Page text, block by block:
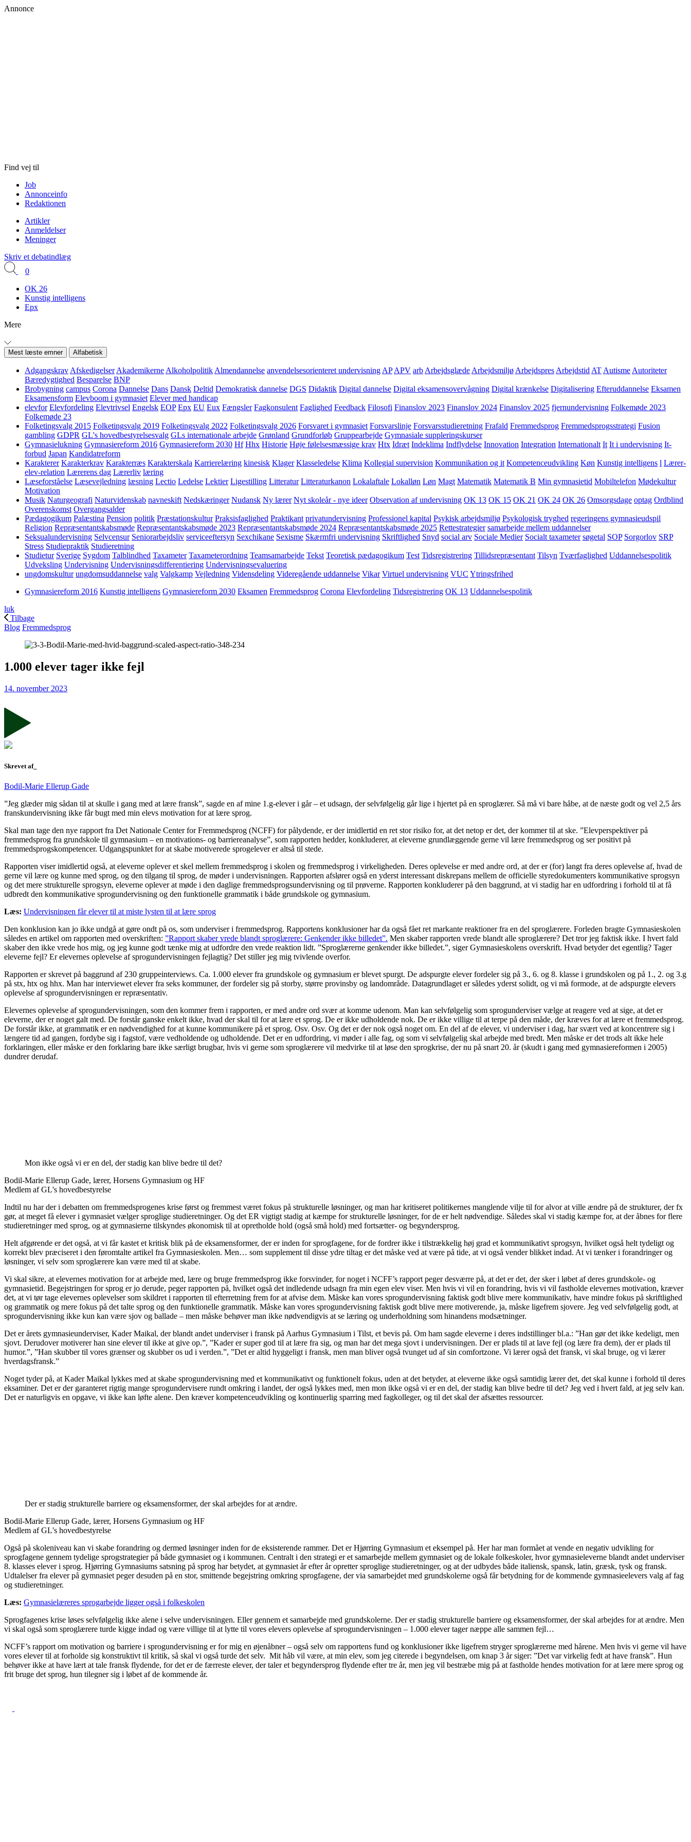
Annonce
Find vej til
Job
Annonceinfo
Redaktionen
Artikler
Anmeldelser
Meninger
Skriv et debatindlæg
0
OK 26
Kunstig intelligens
Epx
Mere
Mest læste emner Alfabetisk
Adgangskrav Afskedigelser Akademikerne Alkoholpolitik Almendannelse anvendelsesorienteret undervisning AP APV arb Arbejdsglæde Arbejdsmiljø Arbejdspres Arbejdstid AT Autisme Autoriteter
Bæredygtighed Besparelse BNP
Brobygning campus Corona Dannelse Dans Dansk Deltid Demokratisk dannelse DGS Didaktik Digital dannelse Digital eksamensovervågning Digital krænkelse Digitalisering Efteruddannelse Eksamen
Eksamensform Elevboom i gymnasiet Elever med handicap
elevfor Elevfordeling Elevtrivsel Engelsk EOP Epx EU Eux Fængsler Fagkonsulent Faglighed Feedback Filosofi Finanslov 2023 Finanslov 2024 Finanslov 2025 fjernundervisning Folkemøde 2023
Folkemøde 23
Folketingsvalg 2015 Folketingsvalg 2019 Folketingsvalg 2022 Folketingsvalg 2026 Forsvaret i gymnasiet Forsvarslinje Forsvarsstudieretning Frafald Fremmedsprog Fremmedsprogsstrategi Fusion
gambling GDPR GL's hovedbestyrelsesvalg GLs internationale arbejde Grønland Grundforløb Gruppearbejde Gymnasiale suppleringskurser
Gymnasielukning Gymnasiereform 2016 Gymnasiereform 2030 Hf Hhx Historie Høje følelsesmæssige krav Htx Idræt Indeklima Indflydelse Innovation Integration Internationalt It It i undervisning It-
forbud Japan Kandidatreform
Karakterer Karakterkrav Karakterræs Karakterskala Karrierelæring kinesisk Klager Klasseledelse Klima Kollegial supervision Kommunikation og it Kompetenceudvikling Køn Kunstig intelligens l Lærer-
elev-relation Lærerens dag Lærerliv læring
Læseforståelse Læsevejledning læsning Lectio Ledelse Lektier Ligestilling Litteratur Litteraturkanon Lokalaftale Lokalløn Løn Magt Matematik Matematik B Min gymnasietid Mobiltelefon Mødekultur
Motivation
Musik Naturgeografi Naturvidenskab navneskift Nedskæringer Nudansk Ny lærer Nyt skoleår - nye ideer Observation af undervisning OK 13 OK 15 OK 21 OK 24 OK 26 Omsorgsdage optag Ordblind
Overenskomst Overgangsalder
Pædagogikum Palæstina Pension politik Præstationskultur Praksisfaglighed Praktikant privatundervisning Professionel kapital Psykisk arbejdsmiljø Psykologisk tryghed regeringens gymnasieudspil
Religion Repræsentantskabsmøde Repræsentantskabsmøde 2023 Repræsentantskabsmøde 2024 Repræsentantskabsmøde 2025 Rettestrategier samarbejde mellem uddannelser
Seksualundervisning Selvcensur Seniorarbejdsliv serviceeftersyn Sexchikane Sexisme Skærmfri undervisning Skriftlighed Snyd social arv Sociale Medier Socialt taxameter søgetal SOP Sorgorlov SRP
Stress Studiepraktik Studieretning
Studietur Sverige Sygdom Talblindhed Taxameter Taxameterordning Teamsamarbejde Tekst Teoretisk pædagogikum Test Tidsregistrering Tillidsrepræsentant Tilsyn Tværfaglighed Uddannelsespolitik
Udveksling Undervisning Undervisningsdifferentiering Undervisningsevaluering
ungdomskultur ungdomsuddannelse valg Valgkamp Vejledning Vidensdeling Videregående uddannelse Vikar Virtuel undervisning VUC Ytringsfrihed
Gymnasiereform 2016 Kunstig intelligens Gymnasiereform 2030 Eksamen Fremmedsprog Corona Elevfordeling Tidsregistrering OK 13 Uddannelsespolitik
luk
Tilbage
Blog Fremmedsprog
1.000 elever tager ikke fejl
14. november 2023
Skrevet af_
Bodil-Marie Ellerup Gade
”Jeg glæder mig sådan til at skulle i gang med at lære fransk”, sagde en af mine 1.g-elever i går – et udsagn, der selvfølgelig går lige i hjertet på en sproglærer. Så må vi bare håbe, at de næste godt og vel 2,5 års
franskundervisning ikke får bugt med min elevs motivation for at lære sprog.
Skal man tage den nye rapport fra Det Nationale Center for Fremmedsprog (NCFF) for pålydende, er der imidlertid en ret stor risiko for, at det netop er det, der kommer til at ske. ”Elevperspektiver på
fremmedsprog fra grundskole til gymnasium – en motivations- og barriereanalyse”, som rapporten hedder, konkluderer, at eleverne grundlæggende gerne vil lære fremmedsprog og ser positivt på
fremmedsprogskompetencer. Udgangspunktet for at skabe motiverede sprogelever er altså til stede.
Rapporten viser imidlertid også, at eleverne oplever et skel mellem fremmedsprog i skolen og fremmedsprog i virkeligheden. Deres oplevelse er med andre ord, at der er (for) langt fra deres oplevelse af, hvad de
gerne vil lære og kunne med sprog, og den tilgang til sprog, de møder i undervisningen. Rapporten afslører også en yderst interessant diskrepans mellem de officielle styredokumenters kommunikative sprogsyn
og det mere strukturelle sprogsyn, eleverne oplever at møde i den daglige fremmedsprogsundervisning og til prøverne. Rapporten konkluderer på den baggrund, at vi stadig har en udfordring i forhold til at få
udbredt den kommunikative sprogundervisning og den funktionelle grammatik i både grundskole og gymnasium.
Læs: Undervisningen får elever til at miste lysten til at lære sprog
Den konklusion kan jo ikke undgå at gøre ondt på os, som underviser i fremmedsprog. Rapportens konklusioner har da også fået ret markante reaktioner fra en del sproglærere. Forleden bragte Gymnasieskolen
således en artikel om rapporten med overskriften: ”Rapport skaber vrede blandt sproglærere: Genkender ikke billedet”. Men skaber rapporten vrede blandt alle sproglærere? Det tror jeg faktisk ikke. I hvert fald
skaber den ikke vrede hos mig, og jeg kunne godt tænke mig at udfordre den vrede reaktion lidt. ”Sproglærerne genkender ikke billedet.”, siger Gymnasieskolens overskrift. Hvad betyder det egentlig? Tager
eleverne fejl? Er elevernes oplevelse af sprogundervisningen fejlagtig? Det stiller jeg mig tvivlende overfor.
Rapporten er skrevet på baggrund af 230 gruppeinterviews. Ca. 1.000 elever fra grundskole og gymnasium er blevet spurgt. De adspurgte elever fordeler sig på 3., 6. og 8. klasse i grundskolen og på 1., 2. og 3.g
på stx, htx og hhx. Man har interviewet elever fra seks kommuner, der fordeler sig på storby, større provinsby og landområde. Datagrundlaget er således yderst solidt, og vi må formode, at de adspurgte elevers
oplevelse af sprogundervisningen er repræsentativ.
Elevernes oplevelse af sprogundervisningen, som den kommer frem i rapporten, er med andre ord svær at komme udenom. Man kan selvfølgelig som sprogunderviser vælge at reagere ved at sige, at det er
eleverne, der er noget galt med. De forstår ganske enkelt ikke, hvad der skal til for at lære et sprog. De er ikke udholdende nok. De er ikke villige til at terpe på den måde, der kræves for at lære et fremmedsprog.
De forstår ikke, at grammatik er en nødvendighed for at kunne kommunikere på et sprog. Osv. Osv. Og det er der nok også noget om. En del af de elever, vi underviser i dag, har svært ved at koncentrere sig i
længere tid ad gangen, fordybe sig i fagstof, være vedholdende og udholdende. Det er en udfordring, vi møder i alle fag, og som vi selvfølgelig skal arbejde med bredt. Men måske er det trods alt ikke hele
forklaringen, eller måske er den forklaring bare ikke særligt brugbar, hvis vi gerne som sproglærere vil medvirke til at løse den sprogkrise, der nu på snart 20. år (skudt i gang med gymnasiereformen i 2005)
dundrer derudaf.
Mon ikke også vi er en del, der stadig kan blive bedre til det?
Bodil-Marie Ellerup Gade, lærer, Horsens Gymnasium og HF
Medlem af GL's hovedbestyrelse
Indtil nu har der i debatten om fremmedsprogenes krise først og fremmest været fokus på strukturelle løsninger, og man har kritiseret politikernes manglende vilje til for alvor at ville ændre på de strukturer, der fx
gør, at meget få elever i gymnasiet vælger sproglige studieretninger. Og det ER vigtigt stadig at kæmpe for strukturelle løsninger, for de er helt nødvendige. Således skal vi stadig kæmpe for, at der åbnes for flere
studieretninger med sprog, og at gymnasierne tilskyndes økonomisk til at opretholde hold (også små hold) med fortsætter- og begyndersprog.
Helt afgørende er det også, at vi får kastet et kritisk blik på de eksamensformer, der er inden for sprogfagene, for de fordrer ikke i tilstrækkelig høj grad et kommunikativt sprogsyn, hvilket også helt tydeligt og
korrekt blev præciseret i den føromtalte artikel fra Gymnasieskolen. Men… som supplement til disse ydre tiltag er det måske ved at være på tide, at vi også vender blikket indad. At vi tænker i forandringer og
løsninger, vi selv som sproglærere kan være med til at skabe.
Vi skal sikre, at elevernes motivation for at arbejde med, lære og bruge fremmedsprog ikke forsvinder, for noget i NCFF’s rapport peger desværre på, at det er det, der sker i løbet af deres grundskole- og
gymnasietid. Begejstringen for sprog er jo derude, peger rapporten på, hvilket også det indledende udsagn fra min egen elev viser. Men hvis vi vil en forandring, hvis vi vil fastholde elevernes motivation, kræver
det, at vi tør tage elevernes oplevelser som skildret i rapporten til efterretning frem for at afvise dem. Måske kan vores sprogundervisning faktisk godt blive mere kommunikativ, have mindre fokus på skriftlighed
og grammatik og mere fokus på det talte sprog og den funktionelle grammatik. Måske kan vores sprogundervisning faktisk godt blive mere motiverende, ja, måske ligefrem sjovere. Jeg ved selvfølgelig godt, at
sprogundervisning ikke kun kan være sjov og ballade – men måske behøver man ikke nødvendigvis at se læring og underholdning som hinandens modsætninger.
Det er årets gymnasieunderviser, Kader Maikal, der blandt andet underviser i fransk på Aarhus Gymnasium i Tilst, et bevis på. Om ham sagde eleverne i deres indstillinger bl.a.: ”Han gør det ikke kedeligt, men
sjovt. Derudover motiverer han sine elever til ikke at give op.”, ”Kader er super god til at lære fra sig, og man har det mega sjovt i undervisningen. Der er plads til at lave fejl (og lære fra dem), der er plads til
humor.”, ”Han skubber til vores grænser og skubber os ud i verden.”, ”Det er altid hyggeligt i fransk, men man bliver også tvunget ud af sin comfortzone. Vi lærer også det fransk, vi skal bruge, og vi lærer
hverdagsfransk.”
Noget tyder på, at Kader Maikal lykkes med at skabe sprogundervisning med et kommunikativt og funktionelt fokus, uden at det betyder, at eleverne ikke også samtidig lærer det, det skal kunne i forhold til deres
eksaminer. Det er der garanteret rigtig mange sprogundervisere rundt omkring i landet, der også lykkes med, men mon ikke også vi er en del, der stadig kan blive bedre til det? Jeg ved i hvert fald, at jeg selv kan.
Det er naturligvis en opgave, vi ikke kan løfte alene. Den kræver kompetenceudvikling og kontinuerlig sparring med fagkolleger, og til det skal der afsættes ressourcer.
Der er stadig strukturelle barriere og eksamensformer, der skal arbejdes for at ændre.
Bodil-Marie Ellerup Gade, lærer, Horsens Gymnasium og HF
Medlem af GL's hovedbestyrelse
Også på skoleniveau kan vi skabe forandring og dermed løsninger inden for de eksisterende rammer. Det er Hjørring Gymnasium et eksempel på. Her har man formået at vende en negativ udvikling for
sprogfagene gennem tydelige sprogstrategier på både gymnasiet og i kommunen. Centralt i den strategi er et samarbejde mellem gymnasiet og de lokale folkeskoler, hvor gymnasieleverne blandt andet underviser
8. klasses elever i sprog. Hjørring Gymnasiums satsning på sprog har betydet, at gymnasiet år efter år opretter sproglige studieretninger, og at der udbydes både italiensk, spansk, latin, græsk, tysk og fransk.
Udtalelser fra elever på gymnasiet peger desuden på en stor, smittende begejstring omkring sprogfagene, der via samarbejdet med grundskolerne også får betydning for de kommende gymnasieelevers valg af fag
og studieretninger.
Læs: Gymnasielæreres sprogarbejde ligger også i folkeskolen
Sprogfagenes krise løses selvfølgelig ikke alene i selve undervisningen. Eller gennem et samarbejde med grundskolerne. Der er stadig strukturelle barriere og eksamensformer, der skal arbejdes for at ændre. Men
vi skal også som sproglærere turde kigge indad og være villige til at lytte til vores elevers oplevelse af sprogundervisningen – 1.000 elever tager næppe alle sammen fejl…
NCFF’s rapport om motivation og barriere i sprogundervisning er for mig en øjenåbner – også selv om rapportens fund og konklusioner ikke ligefrem stryger sproglærerne med hårene. Men hvis vi gerne vil have
vores elever til at forholde sig konstruktivt til kritik, så skal vi også turde det selv. Mit håb vil være, at min elev, som jeg citerede i begyndelsen, om knap 3 år siger: ”Det var virkelig fedt at have fransk”. Hun
behøver ikke at have lært at tale fransk flydende, for det er de færreste elever, der taler et begyndersprog flydende efter tre år, men jeg vil bestræbe mig på at fastholde hendes motivation for at lære mere sprog og
frit bruge det sprog, hun tilegner sig i løbet af de kommende år.